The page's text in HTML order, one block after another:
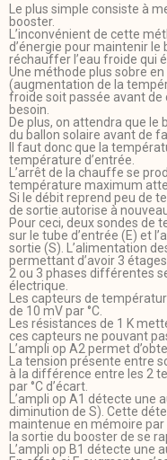
Le plus simple consiste à
booster.
L’inconvénient de cette
d’énergie pour maintenir
réchauffer l’eau froide qui
Une méthode plus sobre
(augmentation de la
froide soit passée avant
besoin.
De plus, on attendra que
du ballon solaire avant de
Il faut donc que la
température d’entrée.
L’arrêt de la chauffe se
température maximum
Si le débit reprend peu de
de sortie autorise à
Pour ceci, deux sondes de
sur le tube d’entrée (E) et
sortie (S). L’alimentation
permettant d’avoir 3
2 ou 3 phases différentes
électrique.
Les capteurs de
de 10 mV par °C.
Les résistances de 1 K
ces capteurs ne pouvant
L’ampli op A2 permet
La tension présente entre
à la différence entre les 2
par °C d’écart.
L’ampli op A1 détecte une
diminution de S). Cette
maintenue en mémoire par
la sortie du booster de se
L’ampli op B1 détecte